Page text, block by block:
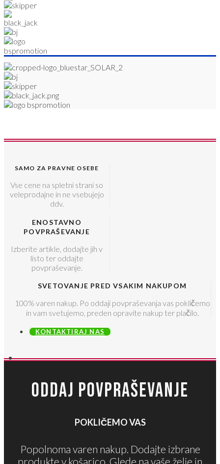
SAMO ZA PRAVNE OSEBE
Vse cene na spletni strani so
veleprodajne in ne vsebujejo
ddv.
ENOSTAVNO
POVPRAŠEVANJE
Izberite artikle, dodajte jih v
listo ter oddajte
povpraševanje.
SVETOVANJE PRED VSAKIM NAKUPOM
100% varen nakup. Po oddaji povpraševanja vas pokličemo
in vam svetujemo, preden opravite nakup ter plačilo.
KONTAKTIRAJ NAS
ODDAJ POVPRAŠEVANJE
POKLIČEMO VAS
Popolnoma varen nakup. Dodajte izbrane
produkte v košarico. Glede na vaše želje in